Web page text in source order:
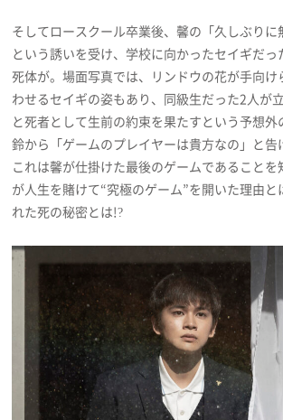
そしてロースクール卒業後、馨の「久しぶりに
という誘いを受け、学校に向かったセイギだ
死体が。場面写真では、リンドウの花が手向
わせるセイギの姿もあり、同級生だった2人が
と死者として生前の約束を果たすという予想
鈴から「ゲームのプレイヤーは貴方なの」と告
これは馨が仕掛けた最後のゲームであること
が人生を賭けて“究極のゲーム”を開いた理由と
れた死の秘密とは!?